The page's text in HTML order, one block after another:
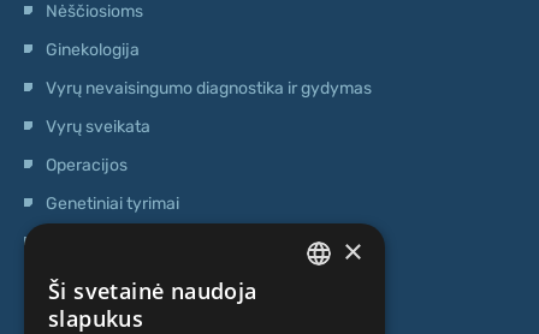
Nėščiosioms
Ginekologija
Vyrų nevaisingumo diagnostika ir gydymas
Vyrų sveikata
Operacijos
Genetiniai tyrimai
Kamieninių ląstelių centras
×
Ši svetainė naudoja
slapukus